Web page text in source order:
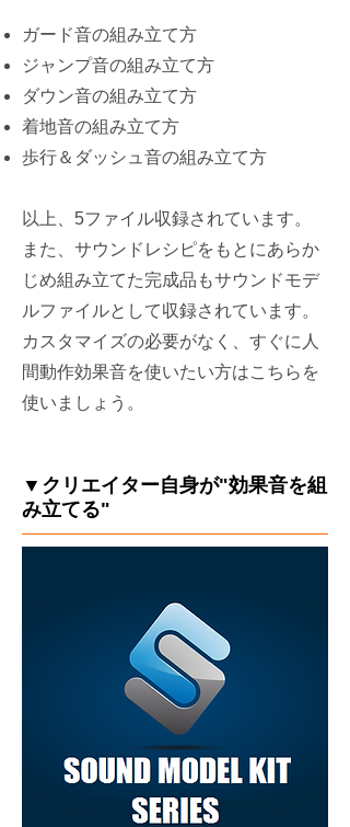
ガード音の組み立て方
ジャンプ音の組み立て方
ダウン音の組み立て方
着地音の組み立て方
歩行＆ダッシュ音の組み立て方
以上、5ファイル収録されています。
また、サウンドレシピをもとにあらか
じめ組み立てた完成品もサウンドモデ
ルファイルとして収録されています。
カスタマイズの必要がなく、すぐに人
間動作効果音を使いたい方はこちらを
使いましょう。
▼クリエイター自身が"効果音を組
み立てる"